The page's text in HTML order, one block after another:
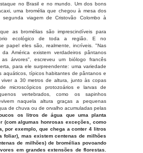
no Brasil e no mundo. Um dos bons
uma bromélia que chegou à mesa dos
viagem de Cristovão Colombo à
as bromélias são imprescindíveis para
ecológico de toda a região. E no
papel eles são, realmente, incríveis. "Nas
da América existem verdadeiros pântanos
as árvores", escreveu um biólogo francês
para ele surpreendente: uma variedade
aquáticos, típicos habitantes de pântanos e
viver a 30 metros de altura, junto às copas
microscópicos protozoários e larvas de
vertebrados, como os sapinhos
naquela altura graças a pequenas
de chuva ou de orvalho acumuladas pelas
os litros de água que uma planta
(com algumas honrosas exceções, como
por exemplo, que chega a conter 4 litros
foliar), mas existem centenas de milhões
de milhões) de bromélias povoando
em grandes extensões de florestas.